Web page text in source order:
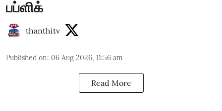
பப்ளிக்
thanthitv
Published on: 06 Aug 2026, 11:56 am
Read More